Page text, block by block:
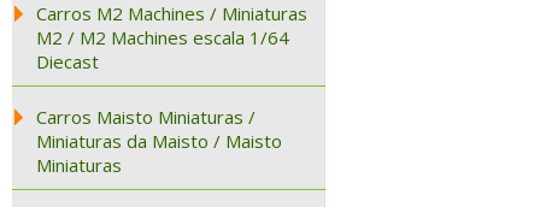
Carros M2 Machines / Miniaturas
M2 / M2 Machines escala 1/64
Diecast
Carros Maisto Miniaturas /
Miniaturas da Maisto / Maisto
Miniaturas